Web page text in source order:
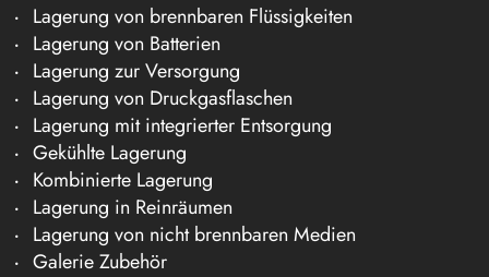
Lagerung von brennbaren Flüssigkeiten
Lagerung von Batterien
Lagerung zur Versorgung
Lagerung von Druckgasflaschen
Lagerung mit integrierter Entsorgung
Gekühlte Lagerung
Kombinierte Lagerung
Lagerung in Reinräumen
Lagerung von nicht brennbaren Medien
Galerie Zubehör